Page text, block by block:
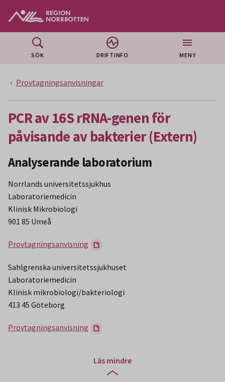
SÖK DRIFTINFO MENY
Provtagningsanvisningar
PCR av 16S rRNA-genen för
påvisande av bakterier (Extern)
Analyserande laboratorium
Norrlands universitetssjukhus
Laboratoriemedicin
Klinisk Mikrobiologi
901 85 Umeå
Provtagningsanvisning
Sahlgrenska universitetssjukhuset
Laboratoriemedicin
Klinisk mikrobiologi/bakteriologi
413 45 Göteborg
Provtagningsanvisning
Läs mindre